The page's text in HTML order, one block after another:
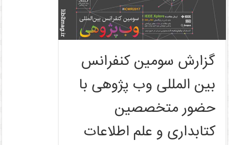
گزارش سومین کنفرانس
بین المللی وب پژوهی با
حضور متخصصین
کتابداری و علم اطلاعات